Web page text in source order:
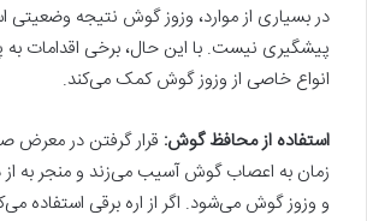
در بسیاری از موارد، وزوز گوش نتیجه وضعیتی
پیشگیری نیست. با این حال، برخی اقدامات به
انواع خاصی از وزوز گوش کمک می‌کند.
استفاده از محافظ گوش: قرار گرفتن در معرض
زمان به اعصاب گوش آسیب می‌زند و منجر به
و وزوز گوش می‌شود. اگر از اره برقی استفاده